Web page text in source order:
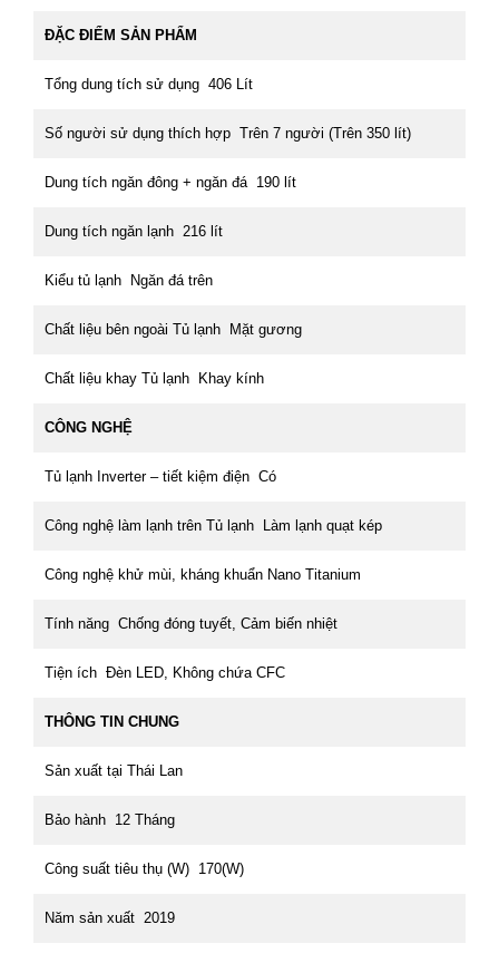
ĐẶC ĐIỂM SẢN PHẨM
Tổng dung tích sử dụng 406 Lít
Số người sử dụng thích hợp Trên 7 người (Trên 350 lít)
Dung tích ngăn đông + ngăn đá 190 lít
Dung tích ngăn lạnh 216 lít
Kiểu tủ lạnh Ngăn đá trên
Chất liệu bên ngoài Tủ lạnh Mặt gương
Chất liệu khay Tủ lạnh Khay kính
CÔNG NGHỆ
Tủ lạnh Inverter – tiết kiệm điện Có
Công nghệ làm lạnh trên Tủ lạnh Làm lạnh quạt kép
Công nghệ khử mùi, kháng khuẩn Nano Titanium
Tính năng Chống đóng tuyết, Cảm biến nhiệt
Tiện ích Đèn LED, Không chứa CFC
THÔNG TIN CHUNG
Sản xuất tại Thái Lan
Bảo hành 12 Tháng
Công suất tiêu thụ (W) 170(W)
Năm sản xuất 2019